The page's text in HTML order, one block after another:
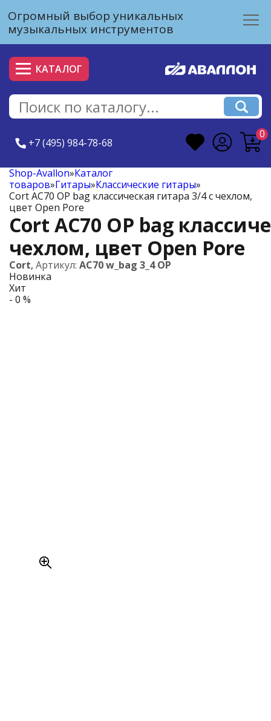
Огромный выбор уникальных
музыкальных инструментов
КАТАЛОГ
+7 (495) 984-78-68
0
Shop-Avallon»Каталог
товаров»Гитары»Классические гитары»
Cort AC70 OP bag классическая гитара 3/4 с чехлом,
цвет Open Pore
Cort AC70 OP bag
чехлом, цвет Open Pore
Cort, Артикул: AC70 w_bag 3_4 OP
Новинка
Хит
- 0 %